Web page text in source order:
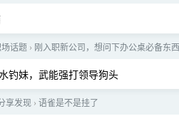
话题 › 刚入职新公司，想问下办公桌必备东
钓妹，武能强打领导狗头
享发现 › 语雀是不是挂了